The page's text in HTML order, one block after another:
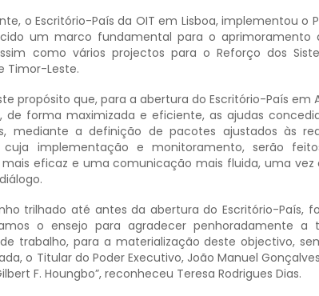
o Escritório-País da OIT em Lisboa, implementou o
um marco fundamental para o aprimoramento
como vários projectos para o Reforço dos
e Timor-Leste.
propósito que, para a abertura do Escritório-País em
de forma maximizada e eficiente, as ajudas
mediante a definição de pacotes ajustados às
cuja implementação e monitoramento, serão
eficaz e uma comunicação mais fluida, uma vez
trilhado até antes da abertura do Escritório-País,
o ensejo para agradecer penhoradamente a
trabalho, para a materialização deste objectivo,
o Titular do Poder Executivo, João Manuel
F. Houngbo”, reconheceu Teresa Rodrigues Dias.